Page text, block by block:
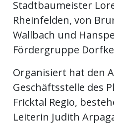
Stadtbaumeister
Rheinfelden, von
Wallbach und
Fördergruppe
Organisiert hat den
Geschäftsstelle des
Fricktal Regio,
Leiterin Judith